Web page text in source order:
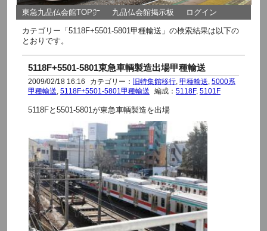
東急九品仏会館TOP㌻ 九品仏会館掲示板 ログイン
カテゴリー「5118F+5501-5801甲種輸送」の検索結果は以下の
とおりです。
5118F+5501-5801東急車輌製造出場甲種輸送
2009/02/18 16:16 カテゴリー： 旧特集館移行, 甲種輸送 5000系
甲種輸送 5118F+5501-5801甲種輸送 編成： 5118F, 5101F
5118Fと5501-5801が東急車輌製造を出場